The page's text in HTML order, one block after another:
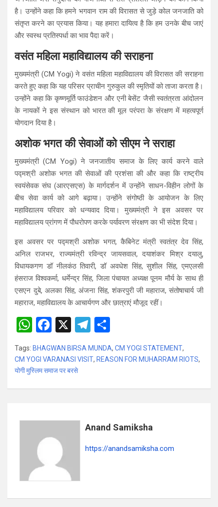
है। उन्होंने कहा कि हमने भगवान राम की विरासत से जुड़े कोल जनजाति को
संतृप्त करने का प्रयास किया। यह हमारा दायित्व है कि हम उनके बीच जाएं
और स्वस्थ प्रतिस्पर्धा का भाव पैदा करें।
वसंत महिला महाविद्यालय की सराहना
मुख्यमंत्री (CM Yogi) ने वसंत महिला महाविद्यालय की विरासत की सराहना
करते हुए कहा कि यह परिसर प्राचीन गुरुकुल की स्मृतियों को ताजा करता है।
उन्होंने कहा कि कृष्णमूर्ति फाउंडेशन और एनी बेसेंट जैसी स्वतंत्रता आंदोलन
के नायकों ने इस संस्थान को भारत की मूल परंपरा के संरक्षण में महत्वपूर्ण
योगदान दिया है।
अशोक भगत की सेवाओं को सीएम ने सराहा
मुख्यमंत्री (CM Yogi) ने जनजातीय समाज के लिए कार्य करने वाले
पद्मश्री अशोक भगत की सेवाओं की प्रशंसा की और कहा कि राष्ट्रीय
स्वयंसेवक संघ (आरएसएस) के मार्गदर्शन में उन्होंने साधन-विहीन लोगों के
बीच सेवा कार्य को आगे बढ़ाया। उन्होंने संगोष्ठी के आयोजन के लिए
महाविद्यालय परिवार को धन्यवाद दिया। मुख्यमंत्री ने इस अवसर पर
महाविद्यालय प्रांगण में पौधरोपण करके पर्यावरण संरक्षण का भी संदेश दिया।
इस अवसर पर पद्मश्री अशोक भगत, कैबिनेट मंत्री स्वतंत्र देव सिंह,
अनिल राजभर, राज्यमंत्री रविन्द्र जायसवाल, दयाशंकर मिश्र दयालु,
विधायकगण डॉ नीलकंठ तिवारी, डॉ अवधेश सिंह, सुशील सिंह, एमएलसी
हंसराज विश्वकर्मा, धर्मेन्द्र सिंह, जिला पंचायत अध्यक्ष पूनम मौर्य के साथ ही
एसएन दुबे, अलका सिंह, अंजना सिंह, शंकरपुरी जी महाराज, संतोषाचार्य जी
महाराज, महाविद्यालय के आचार्यगण और छात्राएं मौजूद रहीं।
W
h
at
s
A
p
F
a
ce
b
o
k
X
T
el
e
a
h
ar
Tags: BHAGWAN BIRSA MUNDA, CM YOGI STATEMENT,
CM YOGI VARANASI VISIT, REASON FOR MUHARRAM RIOTS,
योगी मुस्लिम समाज पर बरसे
Anand Samiksha
https://anandsamiksha.com